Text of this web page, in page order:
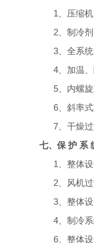
1、压缩
2、制冷
3、全系
4、加温
5、内螺
6、斜率式
7、干燥
七、保 护 系
1、整体
2、风机
3、整体
4、制冷
6、整体设